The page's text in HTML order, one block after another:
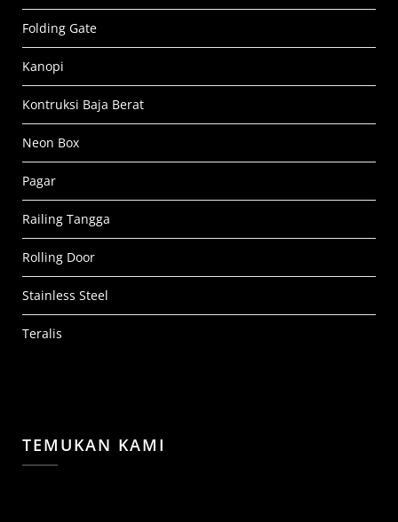
Folding Gate
Kanopi
Kontruksi Baja Berat
Neon Box
Pagar
Railing Tangga
Rolling Door
Stainless Steel
Teralis
TEMUKAN KAMI